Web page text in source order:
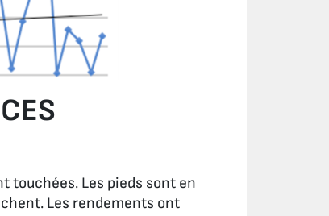
touchées. Les pieds sont en
Les rendements ont